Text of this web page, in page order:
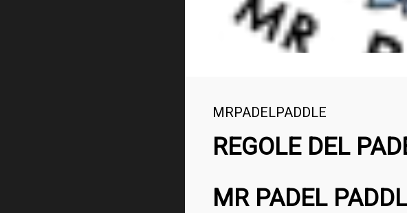
MRPADELPADDLE
REGOLE DEL
MR PADEL